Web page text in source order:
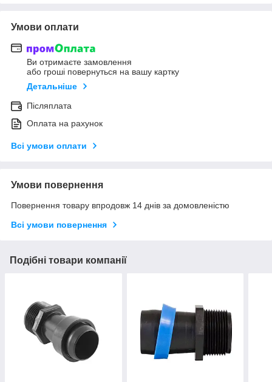
Умови оплати
Ви отримаєте замовлення
або гроші повернуться на вашу картку
Детальніше
Післяплата
Оплата на рахунок
Всі умови оплати
Умови повернення
Повернення товару впродовж 14 днів за домовленістю
Всі умови повернення
Подібні товари компанії